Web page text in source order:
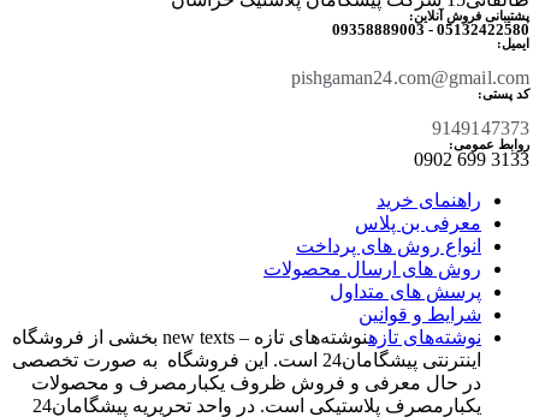
پشتیبانی فروش آنلاین:
05132422580 - 09358889003
ایمیل:
pishgaman24.com@gmail.com
کد پستی:
9149147373
روابط عمومی:
3133 699 0902​
راهنمای خرید
معرفی بن پلاس
انواع روش های پرداخت
روش های ارسال محصولات
پرسش های متداول
شرایط و قوانین
نوشته‌های تازه
نوشته‌های تازه – new texts بخشی از فروشگاه
اینترنتی پیشگامان24 است. این فروشگاه به صورت تخصصی
در حال معرفی و فروش ظروف یکبارمصرف و محصولات